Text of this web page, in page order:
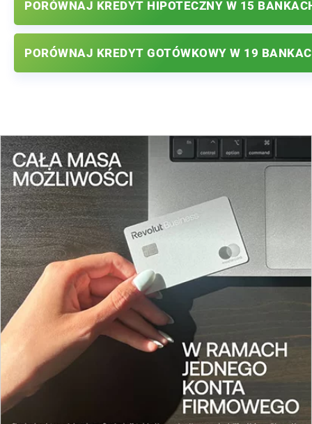
PORÓWNAJ KREDYT HIPOTECZNY W 15
PORÓWNAJ KREDYT GOTÓWKOWY W 19